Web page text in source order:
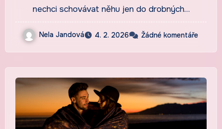
nechci schovávat něhu jen do drobných…
Nela Jandová 4. 2. 2026 Žádné komentáře